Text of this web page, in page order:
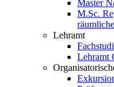
Master
M.Sc.
Lehramt
Lehramt